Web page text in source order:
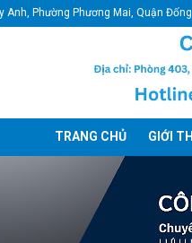
Anh, Phường Phương Mai, Quận
TRANG CHỦ GIỚI